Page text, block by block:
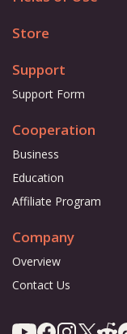
Store
Support
Support Form
Cooperation
Business
Education
Affiliate Program
Company
Overview
Contact Us